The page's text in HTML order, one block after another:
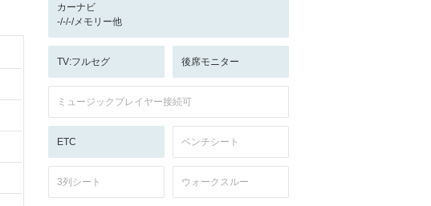
カーナビ
-/-/-/メモリー他
TV:フルセグ 後席モニター
ミュージックプレイヤー接続可
ETC ベンチシート
3列シート ウォークスルー